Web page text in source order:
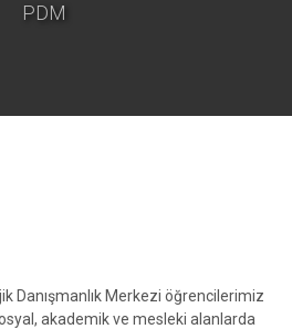
PDM
Danışmanlık Merkezi öğrencilerimiz
akademik ve mesleki alanlarda